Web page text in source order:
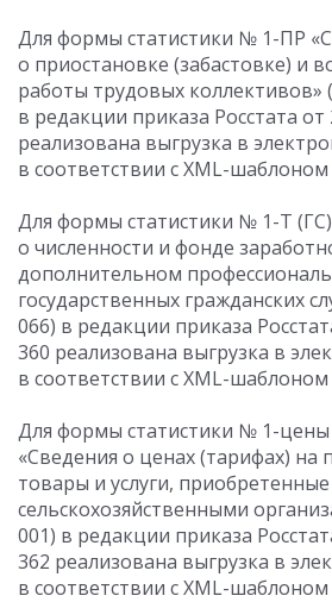
Для формы статистики № 1-ПР
о приостановке (забастовке) и
работы трудовых коллективов»
в редакции приказа Росстата от
реализована выгрузка в
в соответствии с XML-шаблоном
Для формы статистики № 1-Т
о численности и фонде
дополнительном
государственных гражданских
066) в редакции приказа
360 реализована выгрузка в
в соответствии с XML-шаблоном
Для формы статистики № 1-
«Сведения о ценах (тарифах)
товары и услуги, приобретенные
сельскохозяйственными
001) в редакции приказа
362 реализована выгрузка в
в соответствии с XML-шаблоном